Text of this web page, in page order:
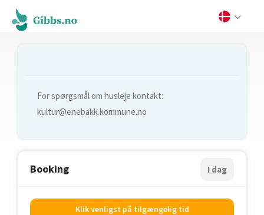
For spørgsmål om husleje kontakt:
kultur@enebakk.kommune.no
Booking I dag
Klik venligst på tilgængelig tid